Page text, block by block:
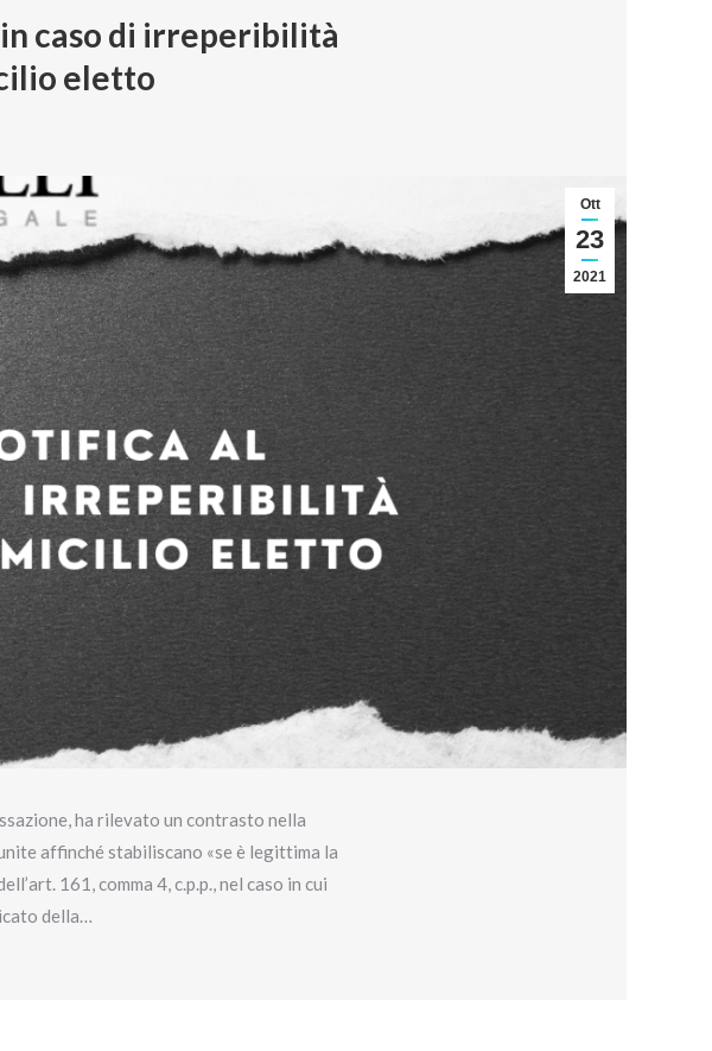
caso di irreperibilità
eletto
Ott
23
2021
ha rilevato un contrasto nella
affinché stabiliscano «se è legittima la
161, comma 4, c.p.p., nel caso in cui
della…